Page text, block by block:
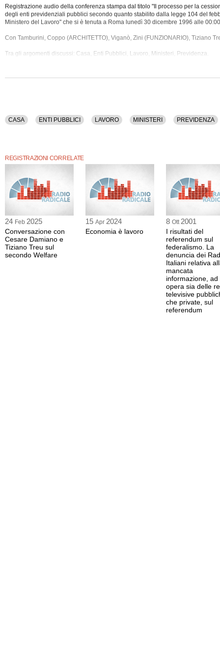
Registrazione audio della conferenza stampa dal titolo "Il processo per la
degli enti previdenziali pubblici secondo quanto stabilito dalla legge 104 del
Ministero del Lavoro" che si è tenuta a Roma lunedì 30 dicembre 1996 alle
Con Tamburini, Coppo (ARCHITETTO), Viganò, Zini (FUNZIONARIO), Tiziano
Tra gli argomenti discussi: Casa, Enti Pubblici, Lavoro, Ministeri, Previdenza.
CASA ENTI PUBBLICI LAVORO MINISTERI PREVIDENZA
REGISTRAZIONI CORRELATE
24 Feb 2025
Conversazione con
Cesare Damiano e
Tiziano Treu sul
secondo Welfare
15 Apr 2024
Economia è lavoro
8 Ott 2001
I risultati del
referendum sul
federalismo. La
denuncia dei
Italiani relativa
mancata
informazione, ad
opera sia delle
televisive
che private, sul
referendum